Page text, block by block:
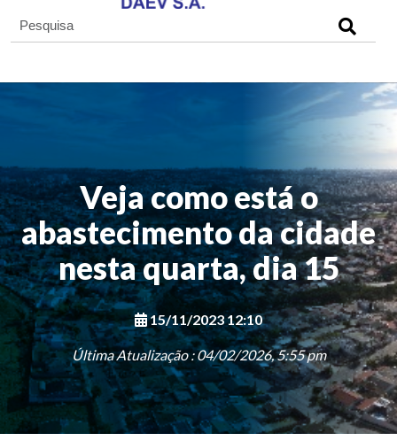
Veja como está o
abastecimento da cidade
nesta quarta, dia 15
15/11/2023 12:10
Última Atualização : 04/02/2026, 5:55 pm